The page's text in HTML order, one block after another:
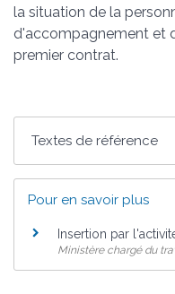
la situation de la
d'accompagnement et
premier contrat.
Textes de référence
Pour en savoir plus
Insertion par
Ministère chargé du